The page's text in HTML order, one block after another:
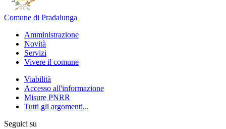
Comune di Pradalunga
Amministrazione
Novità
Servizi
Vivere il comune
Viabilità
Accesso all'informazione
Misure PNRR
Tutti gli argomenti...
Seguici su